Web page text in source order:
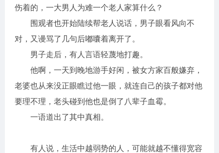
伤着的，一大男人为难一个老人家算什么？
围观者也开始陆续帮老人说话，男子眼看风向不
对，又谩骂了几句后嘟囔着离开了。
男子走后，有人言语轻蔑地打趣。
他啊，一天到晚地游手好闲，被女方家百般嫌弃，
老婆也从来没正眼瞧过他一眼，就连自己的孩子都对他
要理不理，老头碰到他也是倒了八辈子血霉。
一语道出了其中真相。
有人说，生活中越弱势的人，可能就越不懂得宽容